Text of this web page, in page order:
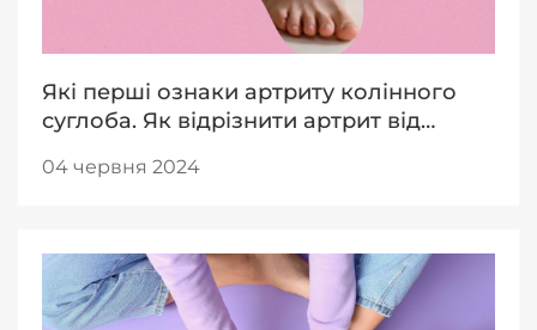
Які перші ознаки артриту колінного
суглоба. Як відрізнити артрит від
04 червня 2024